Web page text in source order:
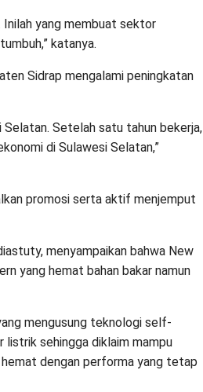
Inilah yang membuat sektor
katanya.
Sidrap mengalami peningkatan
Setelah satu tahun bekerja,
di Sulawesi Selatan,”
promosi serta aktif menjemput
menyampaikan bahwa New
yang hemat bahan bakar namun
mengusung teknologi self-
listrik sehingga diklaim mampu
dengan performa yang tetap